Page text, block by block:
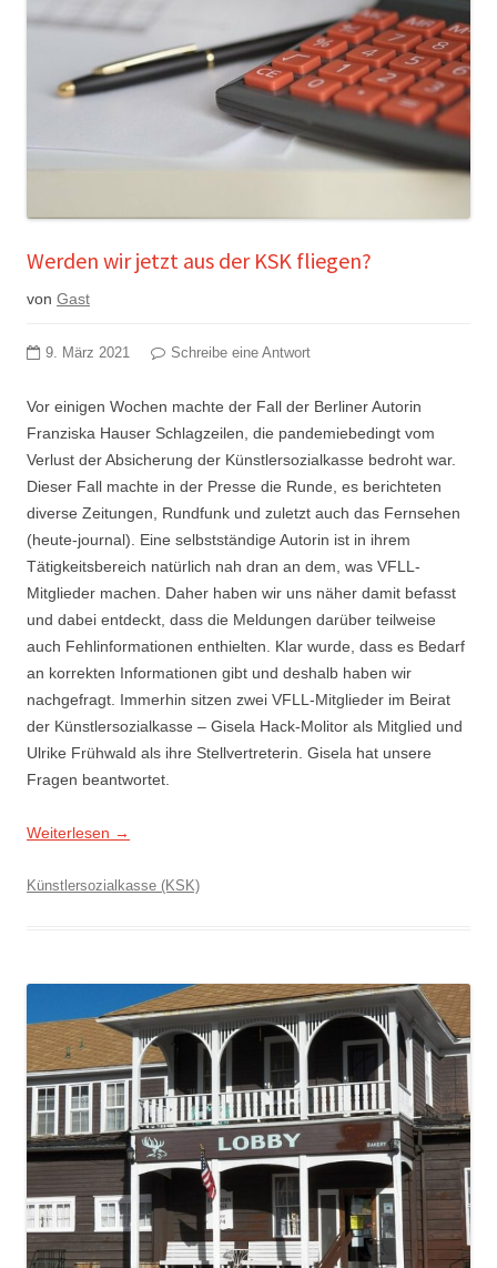
Werden wir jetzt aus der KSK fliegen?
von Gast
9. März 2021 Schreibe eine Antwort
Vor einigen Wochen machte der Fall der Berliner Autorin
Franziska Hauser Schlagzeilen, die pandemiebedingt vom
Verlust der Absicherung der Künstlersozialkasse bedroht war.
Dieser Fall machte in der Presse die Runde, es berichteten
diverse Zeitungen, Rundfunk und zuletzt auch das Fernsehen
(heute-journal). Eine selbstständige Autorin ist in ihrem
Tätigkeitsbereich natürlich nah dran an dem, was VFLL-
Mitglieder machen. Daher haben wir uns näher damit befasst
und dabei entdeckt, dass die Meldungen darüber teilweise
auch Fehlinformationen enthielten. Klar wurde, dass es Bedarf
an korrekten Informationen gibt und deshalb haben wir
nachgefragt. Immerhin sitzen zwei VFLL-Mitglieder im Beirat
der Künstlersozialkasse – Gisela Hack-Molitor als Mitglied und
Ulrike Frühwald als ihre Stellvertreterin. Gisela hat unsere
Fragen beantwortet.
Weiterlesen →
Künstlersozialkasse (KSK)